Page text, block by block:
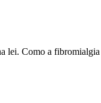
lei. Como a